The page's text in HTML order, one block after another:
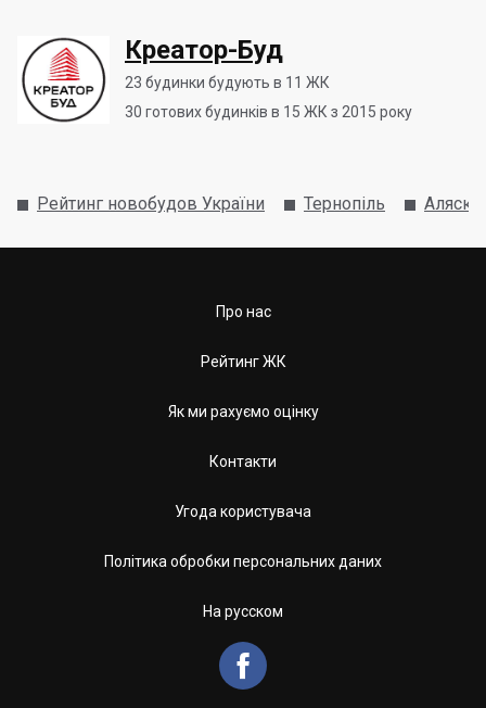
Креатор-Буд
23 будинки будують в 11 ЖК
30 готових будинків в 15 ЖК з 2015 року
Рейтинг новобудов України Тернопіль Аляска
Про нас
Рейтинг ЖК
Як ми рахуємо оцінку
Контакти
Угода користувача
Політика обробки персональних даних
На русском
